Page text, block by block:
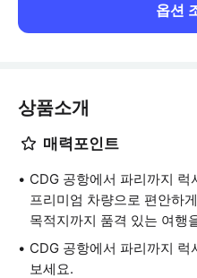
옵션
상품소개
매력포인트
CDG 공항에서 파리까지
프리미엄 차량으로 편안하
목적지까지 품격 있는 여행
CDG 공항에서 파리까지
보세요.